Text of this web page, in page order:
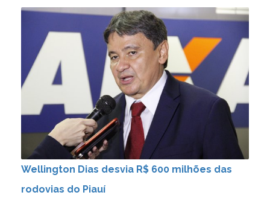
Wellington Dias desvia R$ 600 milhões das
rodovias do Piauí